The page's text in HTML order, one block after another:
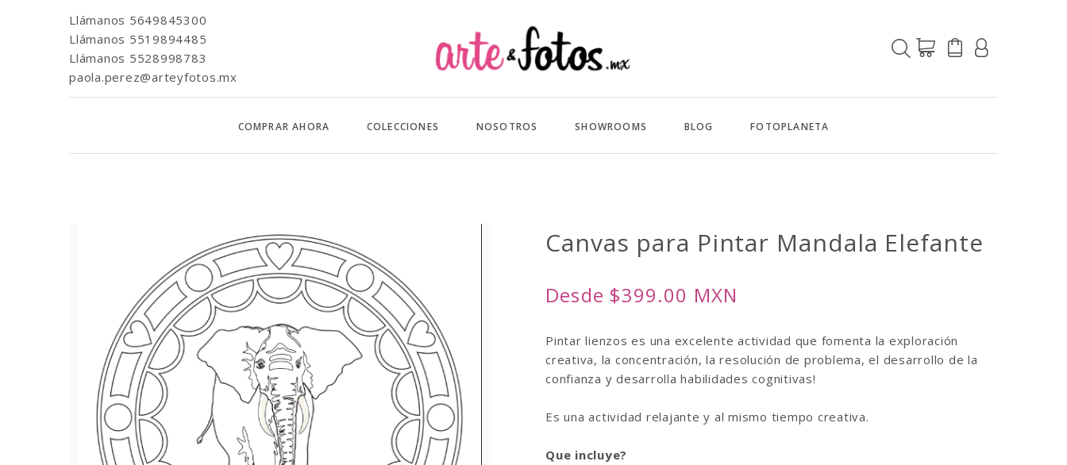
Llámanos 5649845300
Llámanos 5519894485
Llámanos 5528998783
paola.perez@arteyfotos.mx
COMPRAR AHORA COLECCIONES NOSOTROS SHOWROOMS BLOG FOTOPLANETA
Canvas para Pintar Mandala Elefante
Desde $399.00 MXN
Pintar lienzos es una excelente actividad que fomenta la exploración
creativa, la concentración, la resolución de problema, el desarrollo de la
confianza y desarrolla habilidades cognitivas!
Es una actividad relajante y al mismo tiempo creativa.
Que incluye?